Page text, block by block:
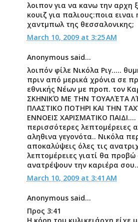
λοιπον για να κανω την αρχη
κουιζ για παλιους:ποια
χαντμπωλ της θεσσαλονικης;
March 10, 2009 at 3:25 AM
Anonymous said...
λοιπόν φίλε Νικόλα Ριγ.....
πριν από μερικά χρόνια σε
εθνικής Νέων με προπ. τον
ΣΚΗΝΙΚΌ ΜΕ ΤΗΝ ΤΟΥΑΛΈΤΑ
ΠΛΑΣΤΙΚΟ ΠΟΤΗΡΙ ΚΑΙ ΤΗΝ
ΕΝΝΟΕΙΣ ΧΑΡΙΣΜΑΤΙΚΟ ΠΑΙΔΙ....
περισσότερες λεπτομέρειες
αληθινα γεγονότα.. Νικόλα
αποκαλύψεις όλες τις
λεπτομέρειες γιατί θα
ανατρέψουν την καριέρα
March 10, 2009 at 3:41 AM
Anonymous said...
Προς 3:41